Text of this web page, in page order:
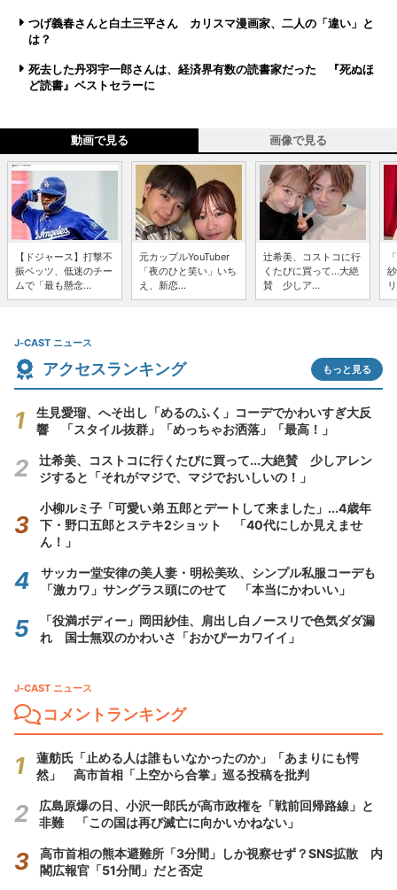
つげ義春さんと白土三平さん カリスマ漫画家、二人の「違い」と
は？
死去した丹羽宇一郎さんは、経済界有数の読書家だった 『死ぬほ
ど読書』ベストセラーに
動画で見る 画像で見る
【ドジャース】打撃不
振ベッツ、低迷のチー
ムで「最も懸念...
元カップルYouTuber
「夜のひと笑い」いち
え、新恋...
辻希美、コストコに行
くたびに買って...大絶
賛 少しア...
J-CAST ニュース
アクセスランキング もっと見る
生見愛瑠、へそ出し「めるのふく」コーデでかわいすぎ大反
響 「スタイル抜群」「めっちゃお洒落」「最高！」
辻希美、コストコに行くたびに買って...大絶賛 少しアレン
ジすると「それがマジで、マジでおいしいの！」
小柳ルミ子「可愛い弟 五郎とデートして来ました」...4歳年
下・野口五郎とステキ2ショット 「40代にしか見えませ
ん！」
サッカー堂安律の美人妻・明松美玖、シンプル私服コーデも
「激カワ」サングラス頭にのせて 「本当にかわいい」
「役満ボディー」岡田紗佳、肩出し白ノースリで色気ダダ漏
れ 国士無双のかわいさ「おかぴーカワイイ」
J-CAST ニュース
コメントランキング
蓮舫氏「止める人は誰もいなかったのか」「あまりにも愕
然」 高市首相「上空から合掌」巡る投稿を批判
広島原爆の日、小沢一郎氏が高市政権を「戦前回帰路線」と
非難 「この国は再び滅亡に向かいかねない」
高市首相の熊本避難所「3分間」しか視察せず？SNS拡散 内
閣広報官「51分間」だと否定